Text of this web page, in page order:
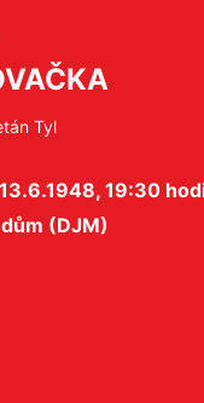
Tyl
19:30
(DJM)